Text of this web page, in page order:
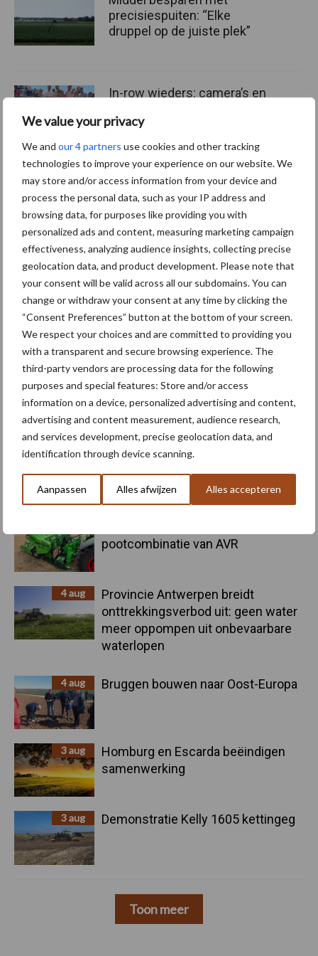
We value your privacy
We and our 4 partners use cookies and other tracking
technologies to improve your experience on our website. We
may store and/or access information from your device and
process the personal data, such as your IP address and
browsing data, for purposes like providing you with
personalized ads and content, measuring marketing campaign
effectiveness, analyzing audience insights, collecting precise
geolocation data, and product development. Please note that
your consent will be valid across all our subdomains. You can
change or withdraw your consent at any time by clicking the
“Consent Preferences” button at the bottom of your screen.
We respect your choices and are committed to providing you
with a transparent and secure browsing experience. The
third-party vendors are processing data for the following
purposes and special features: Store and/or access
information on a device, personalized advertising and content,
advertising and content measurement, audience research,
and services development, precise geolocation data, and
identification through device scanning.
Aanpassen Alles afwijzen Alles accepteren
Primaire
Sidebar
Recent nieuws Partner nieuws
pootcombinatie van AVR
4 aug
Provincie Antwerpen breidt
onttrekkingsverbod uit: geen water
meer oppompen uit onbevaarbare
waterlopen
4 aug Bruggen bouwen naar Oost-Europa
3 aug
Homburg en Escarda beëindigen
samenwerking
3 aug Demonstratie Kelly 1605 kettingeg
Toon meer
precisiespuiten: “Elke
druppel op de juiste plek”
In-row wieders: camera’s en
een gouden duo
Meer lezen over:
Maak uw keuze
Machines Duurzaamheid
Toon meer